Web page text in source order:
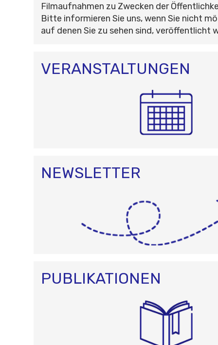
Filmaufnahmen zu Zwecken der
Bitte informieren Sie uns, wenn Sie nicht
auf denen Sie zu sehen sind, veröffentlicht
VERANSTALTUNGEN
NEWSLETTER
PUBLIKATIONEN